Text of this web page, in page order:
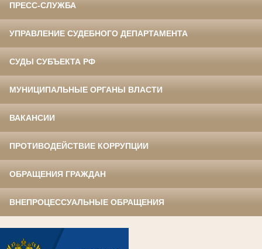
ПРЕСС-СЛУЖБА
УПРАВЛЕНИЕ СУДЕБНОГО ДЕПАРТАМЕНТА
СУДЫ СУБЪЕКТА РФ
МУНИЦИПАЛЬНЫЕ ОРГАНЫ ВЛАСТИ
ВАКАНСИИ
ПРОТИВОДЕЙСТВИЕ КОРРУПЦИИ
ОБРАЩЕНИЯ ГРАЖДАН
ВНЕПРОЦЕССУАЛЬНЫЕ ОБРАЩЕНИЯ